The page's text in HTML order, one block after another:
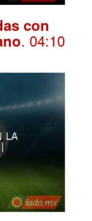
con
. 04:10